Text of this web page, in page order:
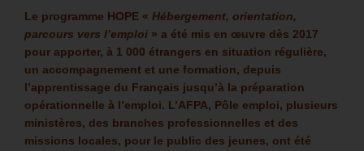
Le programme HOPE « Hébergement, orientation,
parcours vers l’emploi » a été mis en œuvre dès 2017
pour apporter, à 1 000 étrangers en situation régulière,
un accompagnement et une formation, depuis
l’apprentissage du Français jusqu’à la préparation
opérationnelle à l’emploi. L’AFPA, Pôle emploi, plusieurs
ministères, des branches professionnelles et des
missions locales, pour le public des jeunes, ont été